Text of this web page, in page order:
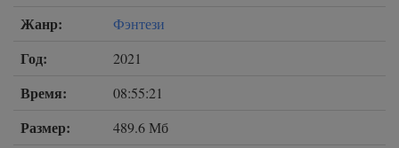
Жанр: Фэнтези
Год: 2021
Время: 08:55:21
Размер: 489.6 Мб